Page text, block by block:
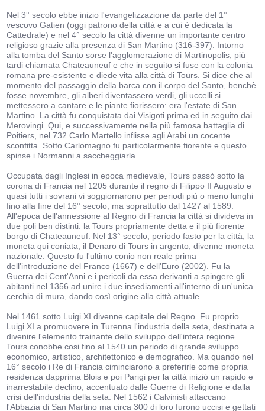
Nel 3° secolo ebbe inizio l'evangelizzazione da parte del 1°
vescovo Gatien (oggi patrono della città e a cui è dedicata la
Cattedrale) e nel 4° secolo la città divenne un importante centro
religioso grazie alla presenza di San Martino (316-397). Intorno
alla tomba del Santo sorse l'agglomerazione di Martinopolis, più
tardi chiamata Chateauneuf e che in seguito si fuse con la colonia
romana pre-esistente e diede vita alla città di Tours. Si dice che al
momento del passaggio della barca con il corpo del Santo, benchè
fosse novembre, gli alberi diventassero verdi, gli uccelli si
mettessero a cantare e le piante fiorissero: era l'estate di San
Martino. La città fu conquistata dai Visigoti prima ed in seguito dai
Merovingi. Qui, e successivamente nella più famosa battaglia di
Poitiers, nel 732 Carlo Martello inflisse agli Arabi un cocente
sconfitta. Sotto Carlomagno fu particolarmente fiorente e questo
spinse i Normanni a saccheggiarla.
Occupata dagli Inglesi in epoca medievale, Tours passò sotto la
corona di Francia nel 1205 durante il regno di Filippo II Augusto e
quasi tutti i sovrani vi soggiornarono per periodi più o meno lunghi
fino alla fine del 16° secolo, ma soprattutto dal 1427 al 1589.
All'epoca dell'annessione al Regno di Francia la città si divideva in
due poli ben distinti: la Tours propriamente detta e il più fiorente
borgo di Chateauneuf. Nel 13° secolo, periodo fasto per la città, la
moneta qui coniata, il Denaro di Tours in argento, divenne moneta
nazionale. Questo fu l'ultimo conio non reale prima
dell'introduzione del Franco (1667) e dell'Euro (2002). Fu la
Guerra dei Cent'Anni e i pericoli da essa derivanti a spingere gli
abitanti nel 1356 ad unire i due insediamenti all'interno di un'unica
cerchia di mura, dando così origine alla città attuale.
Nel 1461 sotto Luigi XI divenne capitale del Regno. Fu proprio
Luigi XI a promuovere in Turenna l'industria della seta, destinata a
divenire l'elemento trainante dello sviluppo dell'intera regione.
Tours conobbe cosi fino al 1540 un periodo di grande sviluppo
economico, artistico, architettonico e demografico. Ma quando nel
16° secolo i Re di Francia ciminciarono a preferirle come propria
residenza dapprima Blois e poi Parigi per la città iniziò un rapido e
inarrestabile declino, accentuato dalle Guerre di Religione e dalla
crisi dell'industria della seta. Nel 1562 i Calvinisti attaccano
l'Abbazia di San Martino ma circa 300 di loro furono uccisi e gettati